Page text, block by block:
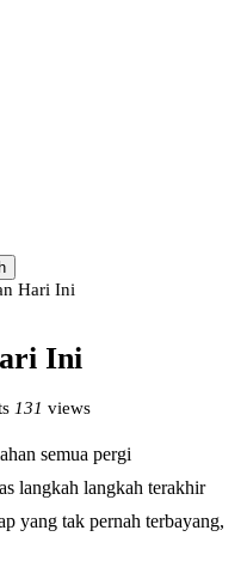
Hari Ini
Ini
131 views
semua pergi
langkah langkah terakhir
yang tak pernah terbayang,